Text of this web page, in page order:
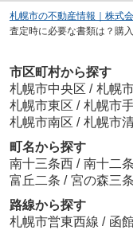
札幌市の不動産情報｜株式
査定時に必要な書類は？購
市区町村から探す
札幌市中央区 / 札幌
札幌市東区 / 札幌市
札幌市南区 / 札幌市
町名から探す
南十三条西 / 南十二
富丘二条 / 宮の森三条
路線から探す
札幌市営東西線 / 函